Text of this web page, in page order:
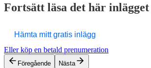
Fortsätt läsa det här
Hämta mitt gratis inlägg
Eller köp en betald prenumeration
Föregående Nästa